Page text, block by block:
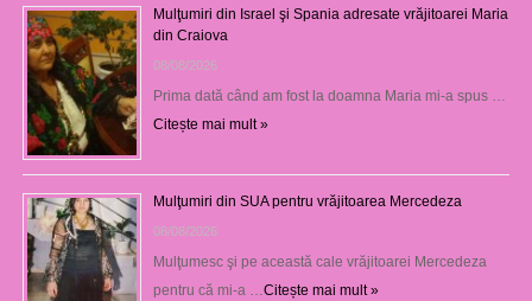
Mulţumiri din Israel şi Spania adresate vrăjitoarei Maria
din Craiova
08/08/2026
Prima dată când am fost la doamna Maria mi-a spus …
Citește mai mult »
Mulţumiri din SUA pentru vrăjitoarea Mercedeza
08/08/2026
Mulţumesc şi pe această cale vrăjitoarei Mercedeza
pentru că mi-a …Citește mai mult »